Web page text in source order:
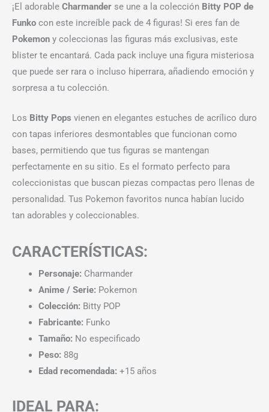
¡El adorable Charmander se une a la colección Bitty POP de
Funko con este increíble pack de 4 figuras! Si eres fan de
Pokemon y coleccionas las figuras más exclusivas, este
blister te encantará. Cada pack incluye una figura misteriosa
que puede ser rara o incluso hiperrara, añadiendo emoción y
sorpresa a tu colección.
Los Bitty Pops vienen en elegantes estuches de acrílico duro
con tapas inferiores desmontables que funcionan como
bases, permitiendo que tus figuras se mantengan
perfectamente en su sitio. Es el formato perfecto para
coleccionistas que buscan piezas compactas pero llenas de
personalidad. Tus Pokemon favoritos nunca habían lucido
tan adorables y coleccionables.
CARACTERÍSTICAS:
Personaje: Charmander
Anime / Serie: Pokemon
Colección: Bitty POP
Fabricante: Funko
Tamaño: No especificado
Peso: 88g
Edad recomendada: +15 años
IDEAL PARA: